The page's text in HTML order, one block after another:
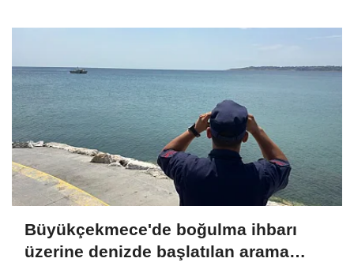
Büyükçekmece'de boğulma ihbarı
üzerine denizde başlatılan arama